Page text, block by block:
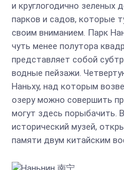
и круглогодично зеленых
парков и садов, которые
своим вниманием. Парк
чуть менее полутора
представляет собой
водные пейзажи.
Наньху, над которым
озеру можно совершить
могут здесь порыбачить.
исторический музей,
памяти двум китайским